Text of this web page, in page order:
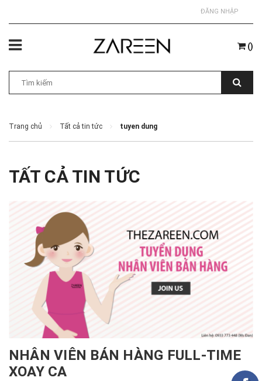
ĐĂNG NHẬP
()
Trang chủ Tất cả tin tức tuyen dung
TẤT CẢ TIN TỨC
NHÂN VIÊN BÁN HÀNG FULL-TIME
XOAY CA